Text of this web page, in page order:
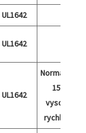
UL1642
UL1642
UL1642
Normální a
15C
vysoká
rychlost